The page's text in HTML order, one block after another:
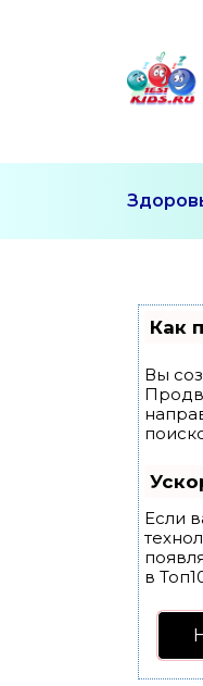
Как
Вы
Если
в
МЕСЯЦ
ПЕРВОГО
УЧИТСЯ
ПОСЛЕ ГОДА
К ШКОЛЕ
ШКОЛА
ШКОЛЬНИКА
ШКОЛЬНИКА